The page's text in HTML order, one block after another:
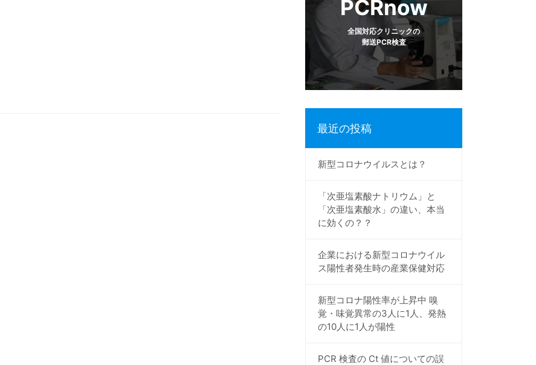
PCRnow
全国対応クリニックの
郵送PCR検査
最近の投稿
新型コロナウイルスとは？
「次亜塩素酸ナトリウム」と
「次亜塩素酸水」の違い、本当
に効くの？？
企業における新型コロナウイル
ス陽性者発生時の産業保健対応
新型コロナ陽性率が上昇中 嗅
覚・味覚異常の3人に1人、発熱
の10人に1人が陽性
PCR 検査の Ct 値についての誤